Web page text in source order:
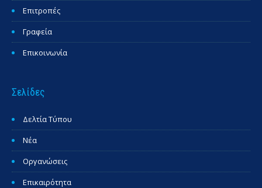
Επιτροπές
Γραφεία
Επικοινωνία
Σελίδες
Δελτία Τύπου
Νέα
Οργανώσεις
Επικαιρότητα